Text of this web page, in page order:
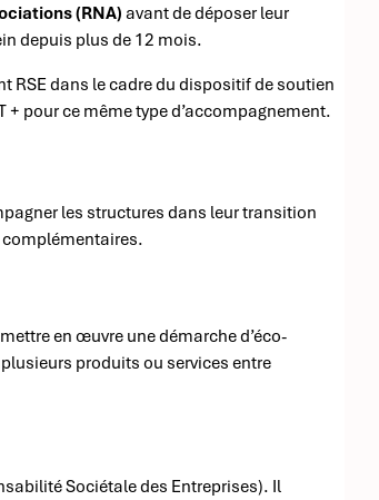
(RNA) avant de déposer leur
depuis plus de 12 mois.
RSE dans le cadre du dispositif de soutien
pour ce même type d’accompagnement.
les structures dans leur transition
en œuvre une démarche d’éco-
produits ou services entre
Sociétale des Entreprises). Il